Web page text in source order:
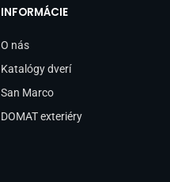
INFORMÁCIE
O nás
Katalógy dverí
San Marco
DOMAT exteriéry